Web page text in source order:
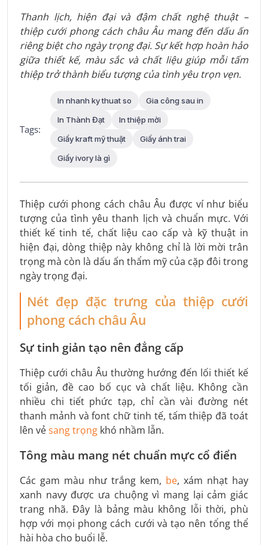
Thanh lịch, hiện đại và đậm chất nghệ thuật –
thiệp cưới phong cách châu Âu mang đến dấu ấn
riêng biệt cho ngày trọng đại. Sự kết hợp hoàn hảo
giữa thiết kế, màu sắc và chất liệu giúp mỗi tấm
thiệp trở thành biểu tượng của tình yêu trọn vẹn.
Tags:
In nhanh ky thuat so
Gia công sau in
In Thành Đạt
In thiệp mời
Giấy kraft mỹ thuật
Giấy ánh trai
Giấy ivory là gì
Thiệp cưới phong cách châu Âu được ví như biểu
tượng của tình yêu thanh lịch và chuẩn mực. Với
thiết kế tinh tế, chất liệu cao cấp và kỹ thuật in
hiện đại, dòng thiệp này không chỉ là lời mời trân
trọng mà còn là dấu ấn thẩm mỹ của cặp đôi trong
ngày trọng đại.
Nét đẹp đặc trưng của thiệp cưới
phong cách châu Âu
Sự tinh giản tạo nên đẳng cấp
Thiệp cưới châu Âu thường hướng đến lối thiết kế
tối giản, đề cao bố cục và chất liệu. Không cần
nhiều chi tiết phức tạp, chỉ cần vài đường nét
thanh mảnh và font chữ tinh tế, tấm thiệp đã toát
lên vẻsang trọng khó nhầm lẫn.
Tông màu mang nét chuẩn mực cổ điển
Các gam màu như trắng kem, be, xám nhạt hay
xanh navy được ưa chuộng vì mang lại cảm giác
trang nhã. Đây là bảng màu không lỗi thời, phù
hợp với mọi phong cách cưới và tạo nên tổng thể
hài hòa cho buổi lễ.